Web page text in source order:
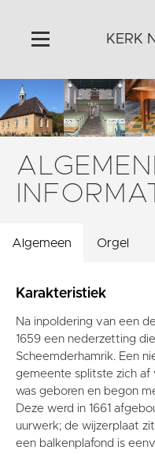
Home
Algemeen
Historie
Omgeving
Activiteiten
Vaktaal
KERK
Algemeen Orgel
Karakteristiek
Na inpoldering van een
1659 een nederzetting
Scheemderhamrik. Een
gemeente splitste zich af
was geboren en begon
Deze werd in 1661
uurwerk; de wijzerplaat
een balkenplafond is